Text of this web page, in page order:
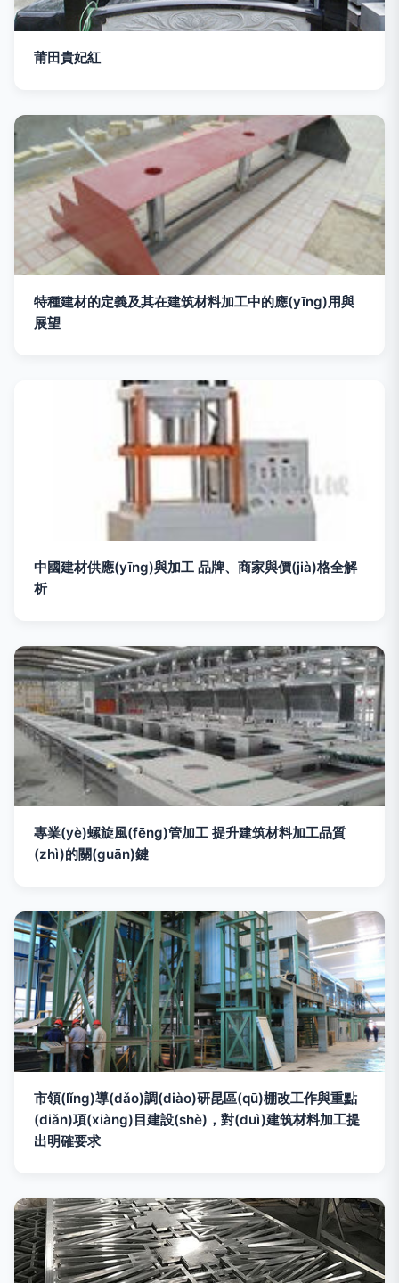
莆田貴妃紅
特種建材的定義及其在建筑材料加工中的應(yīng)用與
展望
中國建材供應(yīng)與加工 品牌、商家與價(jià)格全解
析
專業(yè)螺旋風(fēng)管加工 提升建筑材料加工品質
(zhì)的關(guān)鍵
市領(lǐng)導(dǎo)調(diào)研昆區(qū)棚改工作與重點
(diǎn)項(xiàng)目建設(shè)，對(duì)建筑材料加工提
出明確要求